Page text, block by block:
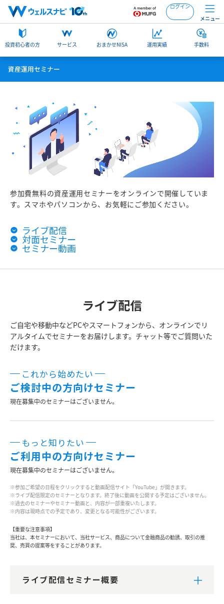
ログイン
メニュー
投資初心者の方 サービス おまかせNISA 運用実績 手数料
資産運用セミナー
参加費無料の資産運用セミナーをオンラインで開催していま
す。 スマホやパソコンから、お気軽にご参加ください。
ライブ配信
対面セミナー
セミナー動画
ライブ配信
ご自宅や移動中などPCやスマートフォンから、オンラインでリ
アルタイムでセミナーをお届けします。チャット等でご質問いた
だけます。
これから始めたい
ご検討中の方向けセミナー
現在募集中のセミナーはございません。
もっと知りたい
ご利用中の方向けセミナー
現在募集中のセミナーはございません。
※参加ご希望の日程をクリックすると動画配信サイト「YouTube」が開きます。
※ライブ配信限定のセミナーとなります。終了後に動画を公開する予定はございません。
※過去のセミナーやセミナー動画と、内容が一部重複いたします。
※内容は現時点での予定であり、変更となる可能性がございます。
【重要な注意事項】
当社は、本セミナーにおいて、当社サービス、商品について金融商品の勧誘、取引の推
奨、売買の提案等をすることがあります。
ライブ配信セミナー概要